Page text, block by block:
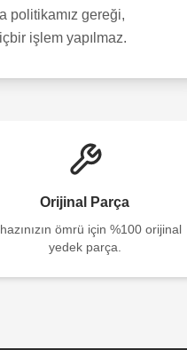
politikamız gereği,
işlem yapılmaz.
Orijinal Parça
ömrü için %100 orijinal
yedek parça.